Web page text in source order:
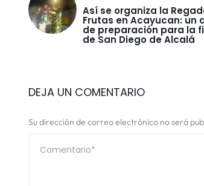
Así se organiza la
Frutas en Acayucan: un
de preparación para la
de San Diego de Alcalá
DEJA UN COMENTARIO
Su dirección de correo electrónico no será